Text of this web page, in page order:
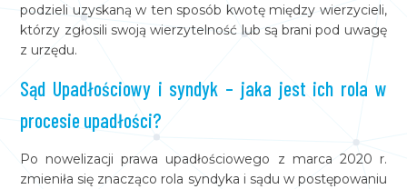
podzieli uzyskaną w ten sposób kwotę między wierzycieli,
którzy zgłosili swoją wierzytelność lub są brani pod uwagę
z urzędu.
Sąd Upadłościowy i syndyk – jaka jest ich rola w
procesie upadłości?
Po nowelizacji prawa upadłościowego z marca 2020 r.
zmieniła się znacząco rola syndyka i sądu w postępowaniu